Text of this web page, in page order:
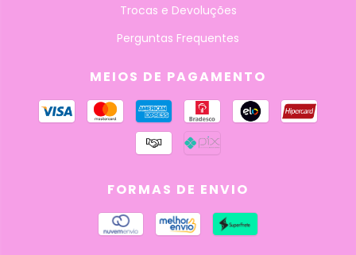
Trocas e Devoluções
Perguntas Frequentes
MEIOS DE PAGAMENTO
FORMAS DE ENVIO